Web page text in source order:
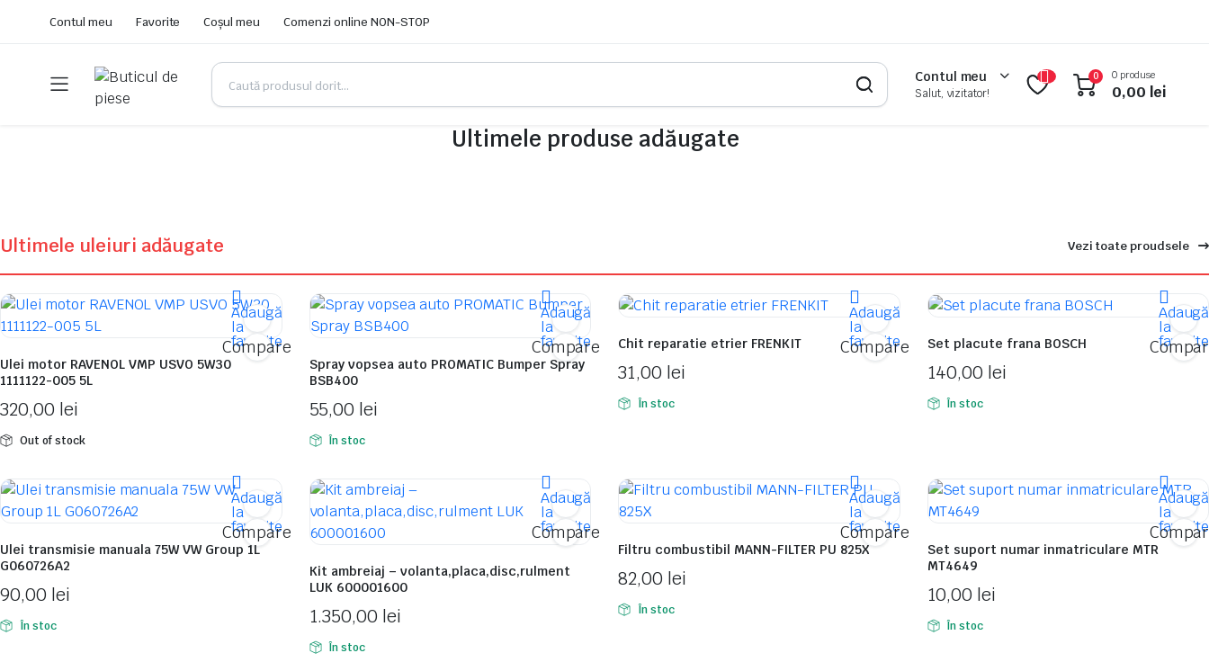
Contul meu Favorite Coșul meu Comenzi online NON-STOP
Contul meu
Salut, vizitator!
0 0 produse
0,00 lei
Ultimele produse adăugate
Ultimele uleiuri adăugate Vezi toate proudsele
Adaugă
la
favorite
Compare
Ulei motor RAVENOL VMP USVO 5W30
1111122-005 5L
320,00 lei
Out of stock
Adaugă
la
favorite
Compare
Spray vopsea auto PROMATIC Bumper Spray
BSB400
55,00 lei
În stoc
Adaugă
la
favorite
Compare
Chit reparatie etrier FRENKIT
31,00 lei
În stoc
Adaugă
la
favorite
Set placute frana BOSCH
140,00 lei
În stoc
Adaugă
la
favorite
Compare
Ulei transmisie manuala 75W VW Group 1L
G060726A2
90,00 lei
În stoc
Adaugă
la
favorite
Compare
Kit ambreiaj – volanta,placa,disc,rulment
LUK 600001600
1.350,00 lei
În stoc
Adaugă
la
favorite
Compare
Filtru combustibil MANN-FILTER PU 825X
82,00 lei
În stoc
Adaugă
la
favorite
Set suport numar inmatriculare MTR
MT4649
10,00 lei
În stoc